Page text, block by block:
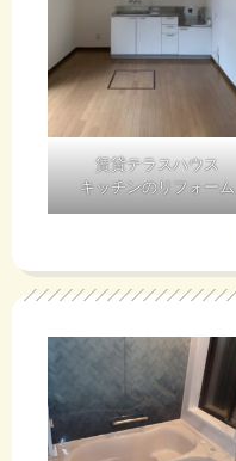
賃貸テラスハウス
キッチンのリフォーム